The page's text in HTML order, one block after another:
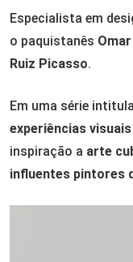
Especialista em
o paquistanês
Ruiz Picasso.
Em uma série
experiências visuais
inspiração a arte
influentes pintores